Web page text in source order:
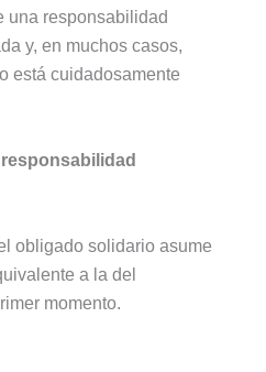
una responsabilidad
y, en muchos casos,
está cuidadosamente
obligado solidario asume
a la del
momento.